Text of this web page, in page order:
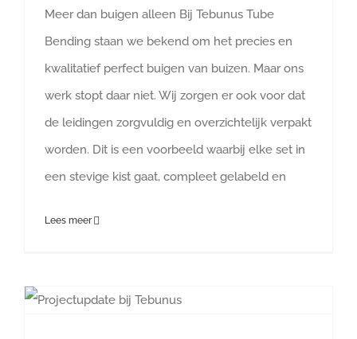
Meer dan buigen alleen Bij Tebunus Tube
Bending staan we bekend om het precies en
kwalitatief perfect buigen van buizen. Maar ons
werk stopt daar niet. Wij zorgen er ook voor dat
de leidingen zorgvuldig en overzichtelijk verpakt
worden. Dit is een voorbeeld waarbij elke set in
een stevige kist gaat, compleet gelabeld en
Lees meer